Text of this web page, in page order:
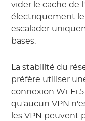
vider le cache de
électriquement le
escalader
bases.
La stabilité du
préfère utiliser
connexion Wi-Fi
qu'aucun VPN
les VPN peuvent